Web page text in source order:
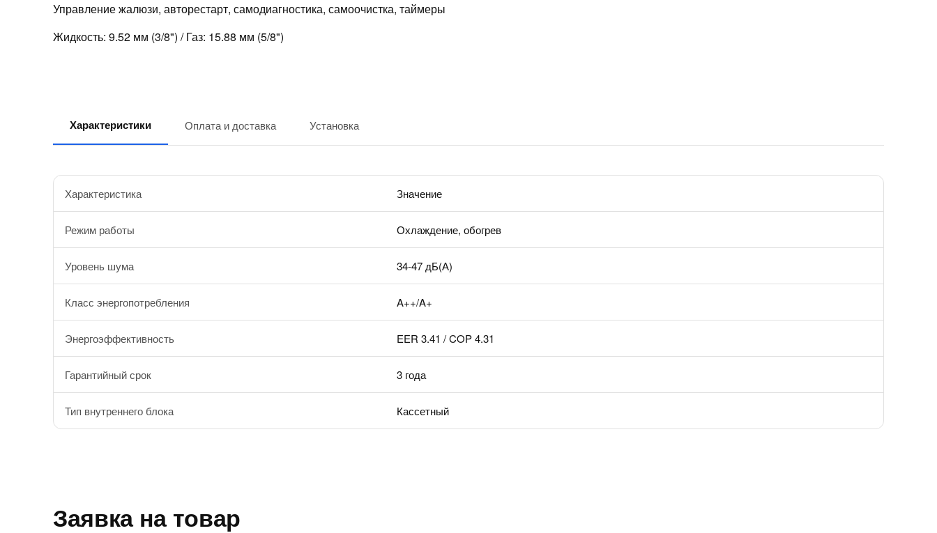
Управление жалюзи, авторестарт, самодиагностика, самоочистка, таймеры
Жидкость: 9.52 мм (3/8") / Газ: 15.88 мм (5/8")
Характеристики Оплата и доставка Установка
Характеристика Значение
Режим работы Охлаждение, обогрев
Уровень шума 34-47 дБ(А)
Класс энергопотребления A++/A+
Энергоэффективность EER 3.41 / COP 4.31
Гарантийный срок 3 года
Тип внутреннего блока Кассетный
Заявка на товар